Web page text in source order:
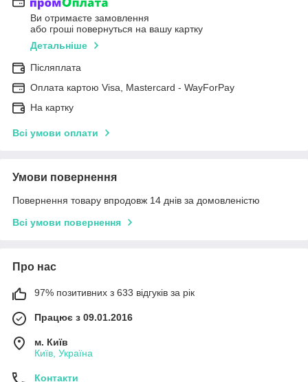
Ви отримаєте замовлення
або гроші повернуться на вашу картку
Детальніше
Післяплата
Оплата картою Visa, Mastercard - WayForPay
На картку
Всі умови оплати
Умови повернення
Повернення товару впродовж 14 днів за домовленістю
Всі умови повернення
Про нас
97% позитивних з 633 відгуків за рік
Працює з 09.01.2016
м. Київ
Київ, Україна
Контакти